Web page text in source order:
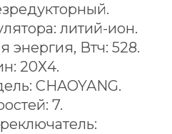
литий-ион.
энергия, Втч: 528.
20Х4.
CHAOYANG.
7.